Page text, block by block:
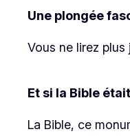
Une plongée
Vous ne lirez
Et si la Bible
La Bible, ce